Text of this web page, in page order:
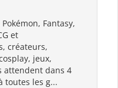
Fantasy,
et
créateurs,
jeux,
attendent dans 4
toutes les g...